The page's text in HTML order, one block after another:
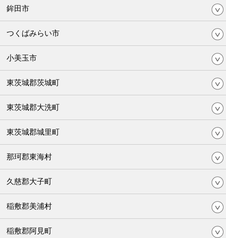
鉾田市
つくばみらい市
小美玉市
東茨城郡茨城町
東茨城郡大洗町
東茨城郡城里町
那珂郡東海村
久慈郡大子町
稲敷郡美浦村
稲敷郡阿見町